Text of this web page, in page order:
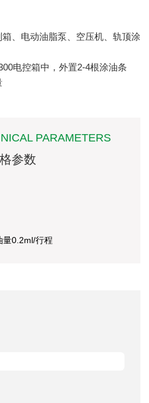
、电动油脂泵、空压机、轨顶涂
电控箱中，外置2-4根涂油条
PARAMETERS
参数
量0.2ml/行程